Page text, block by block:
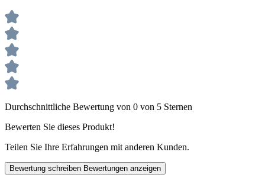
Durchschnittliche Bewertung von 0 von 5 Sternen
Bewerten Sie dieses Produkt!
Teilen Sie Ihre Erfahrungen mit anderen Kunden.
Bewertung schreiben Bewertungen anzeigen